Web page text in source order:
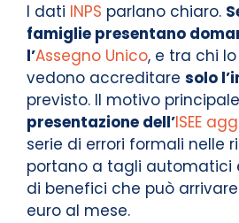
I dati INPS parlano chiaro.
famiglie presentano
l’Assegno Unico, e tra chi
vedono accreditare solo
previsto. Il motivo
presentazione dell’ISEE
serie di errori formali nelle
portano a tagli automatici
di benefici che può
euro al mese.